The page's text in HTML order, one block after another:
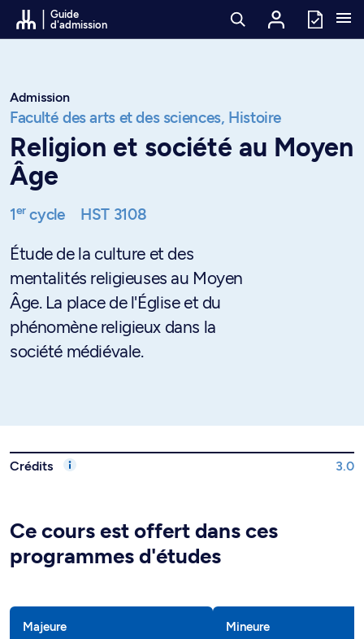
Passer au contenu
Guide
d'admission
Admission
Faculté des arts et des sciences, Histoire
Religion et société au Moyen
Âge
1ercycle HST 3108
Étude de la culture et des
mentalités religieuses au Moyen
Âge. La place de l'Église et du
phénomène religieux dans la
société médiévale.
Crédits 3.0
Ce cours est offert dans ces
programmes d'études
Majeure Mineure